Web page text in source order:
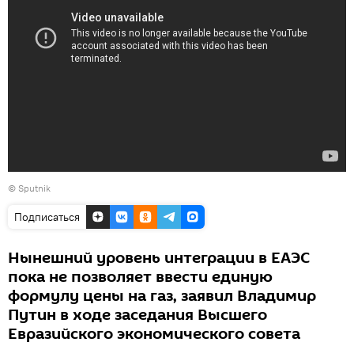
© Sputnik
Подписаться
Нынешний уровень интеграции в ЕАЭС
пока не позволяет ввести единую
формулу цены на газ, заявил Владимир
Путин в ходе заседания Высшего
Евразийского экономического совета